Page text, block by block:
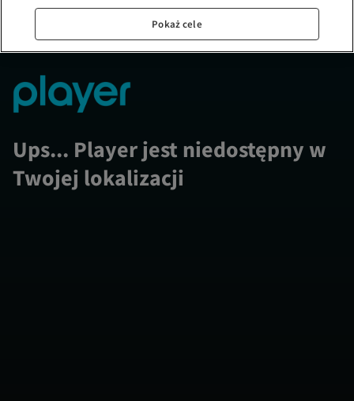
Ups... Player jest niedostępny w
Twojej lokalizacji
Pokaż cele